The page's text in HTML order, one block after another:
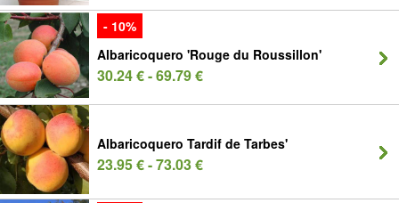
- 10%
Albaricoquero 'Rouge du Roussillon'
30.24 € - 69.79 €
Albaricoquero Tardif de Tarbes'
23.95 € - 73.03 €